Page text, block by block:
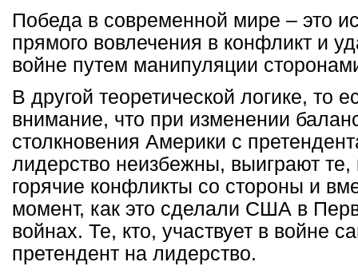
Победа в современной мире – это
прямого вовлечения в конфликт и
войне путем манипуляции
В другой теоретической логике, то
внимание, что при изменении
столкновения Америки с
лидерство неизбежны, выиграют те,
горячие конфликты со стороны и
момент, как это сделали США в
войнах. Те, кто, участвует в войне
претендент на лидерство.